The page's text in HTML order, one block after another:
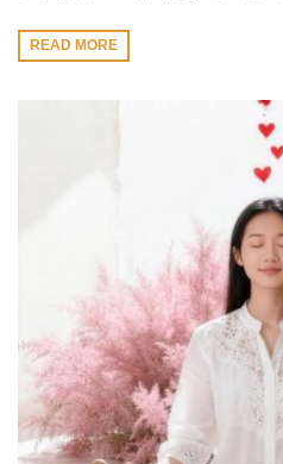
READ MORE